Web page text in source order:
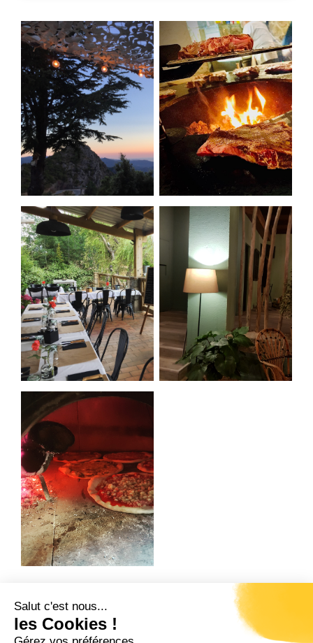
Salut c'est nous...
les Cookies !
Précédent
RESTAURANT BEAU SEJOUR L’ANNEXE